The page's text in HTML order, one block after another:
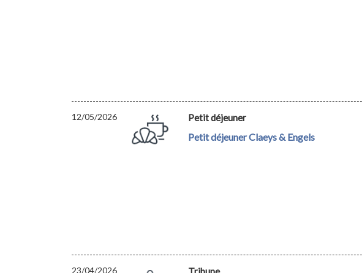
12/05/2026 Petit déjeuner
Petit déjeuner Claeys & Engels
23/04/2026